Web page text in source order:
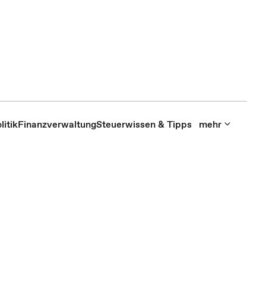
FinanzverwaltungSteuerwissen & Tipps mehr